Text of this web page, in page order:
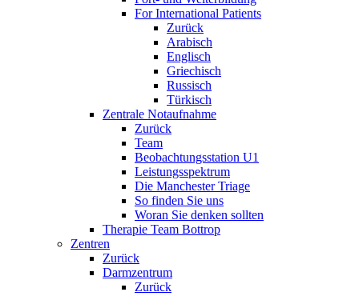
For International Patients
Zurück
Arabisch
Englisch
Griechisch
Russisch
Türkisch
Zentrale Notaufnahme
Zurück
Team
Beobachtungsstation U1
Leistungsspektrum
Die Manchester Triage
So finden Sie uns
Woran Sie denken sollten
Therapie Team Bottrop
Zentren
Zurück
Darmzentrum
Zurück